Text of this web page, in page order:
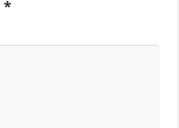
*